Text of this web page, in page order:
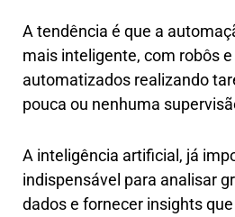
A tendência é que a
mais inteligente, com robôs
automatizados realizando
pouca ou nenhuma
A inteligência artificial, já
indispensável para analisar
dados e fornecer insights